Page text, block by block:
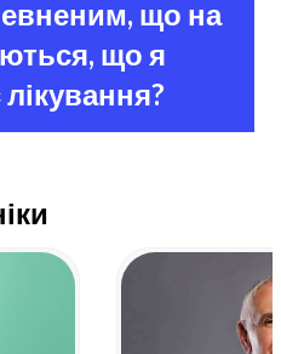
що на
що я